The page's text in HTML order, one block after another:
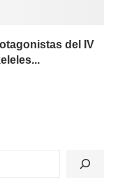
del IV